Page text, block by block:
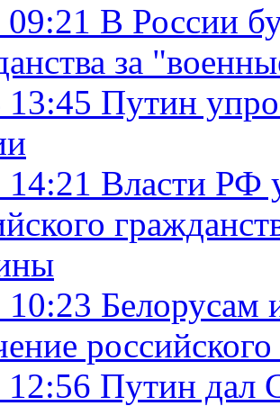
09:21 В России
за
13:45 Путин
14:21 Власти РФ
10:23 Белорусам
12:56 Путин дал